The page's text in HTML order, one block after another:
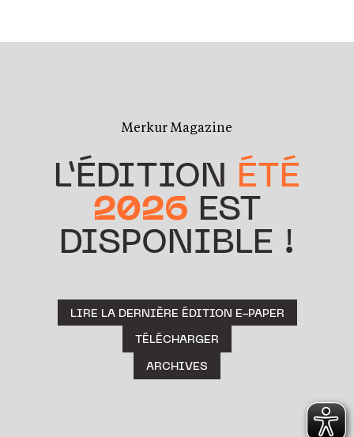
Merkur Magazine
L’ÉDITION ÉTÉ
2026 EST
DISPONIBLE !
LIRE LA DERNIÈRE ÉDITION E-PAPER
TÉLÉCHARGER
ARCHIVES